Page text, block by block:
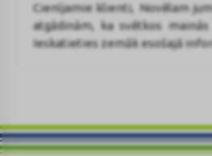
maijs
svētkos
Cienījamie klienti, Novēlam
atgādinām, ka svētkos
Ieskatieties zemāk esošajā